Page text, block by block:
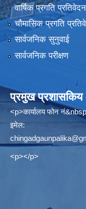
वार्षिक प्रगति प्रतिवेदन
चौमासिक प्रगति
सार्वजनिक सुनुवाई
सार्वजनिक परीक्षण
प्रमुख
<p>कार्यालय फोन
इमेल:
<p></p>